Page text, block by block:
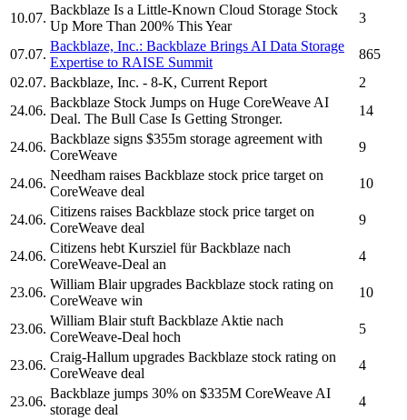
10.07.
Backblaze Is a Little-Known Cloud Storage Stock
Up More Than 200% This Year
3
07.07.
Backblaze, Inc.: Backblaze Brings AI Data Storage
Expertise to RAISE Summit
865
02.07. Backblaze, Inc. - 8-K, Current Report
2
24.06.
Backblaze Stock Jumps on Huge CoreWeave AI
Deal. The Bull Case Is Getting Stronger.
14
24.06.
Backblaze signs $355m storage agreement with
CoreWeave
9
24.06.
Needham raises Backblaze stock price target on
CoreWeave deal
10
24.06.
Citizens raises Backblaze stock price target on
CoreWeave deal
9
24.06.
Citizens hebt Kursziel fürBackblaze nach
CoreWeave-Deal an
4
23.06.
William Blair upgrades Backblaze stock rating on
CoreWeave win
10
23.06.
William Blair stuft Backblaze Aktie nach
CoreWeave-Deal hoch
5
23.06.
Craig-Hallum upgrades Backblaze stock rating on
CoreWeave deal
4
23.06.
Backblaze jumps 30% on $335M CoreWeave AI
storage deal
4